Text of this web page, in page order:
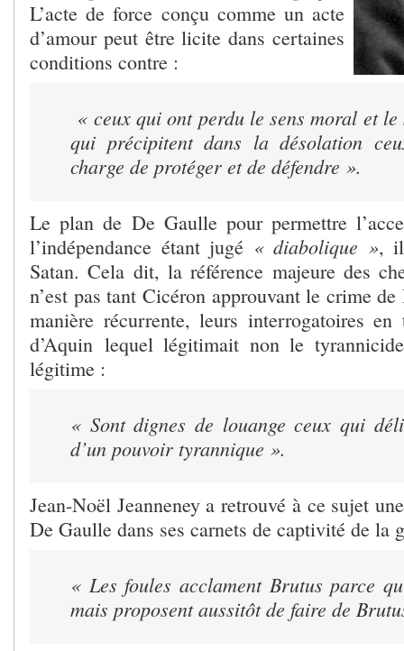
L’acte de force conçu comme un acte
d’amour peut être licite dans certaines
conditions contre :
« ceux qui ont perdu le sens moral et le
qui précipitent dans la désolation
charge de protéger et de défendre ».
Le plan de De Gaulle pour permettre
l’indépendance étant jugé « diabolique », il
Satan. Cela dit, la référence majeure des
n’est pas tant Cicéron approuvant le crime
manière récurrente, leurs interrogatoires en
d’Aquin lequel légitimait non le
légitime :
« Sont dignes de louange ceux qui
d’un pouvoir tyrannique ».
Jean-Noël Jeanneney a retrouvé à ce sujet
De Gaulle dans ses carnets de captivité de la
« Les foules acclament Brutus parce
mais proposent aussitôt de faire de